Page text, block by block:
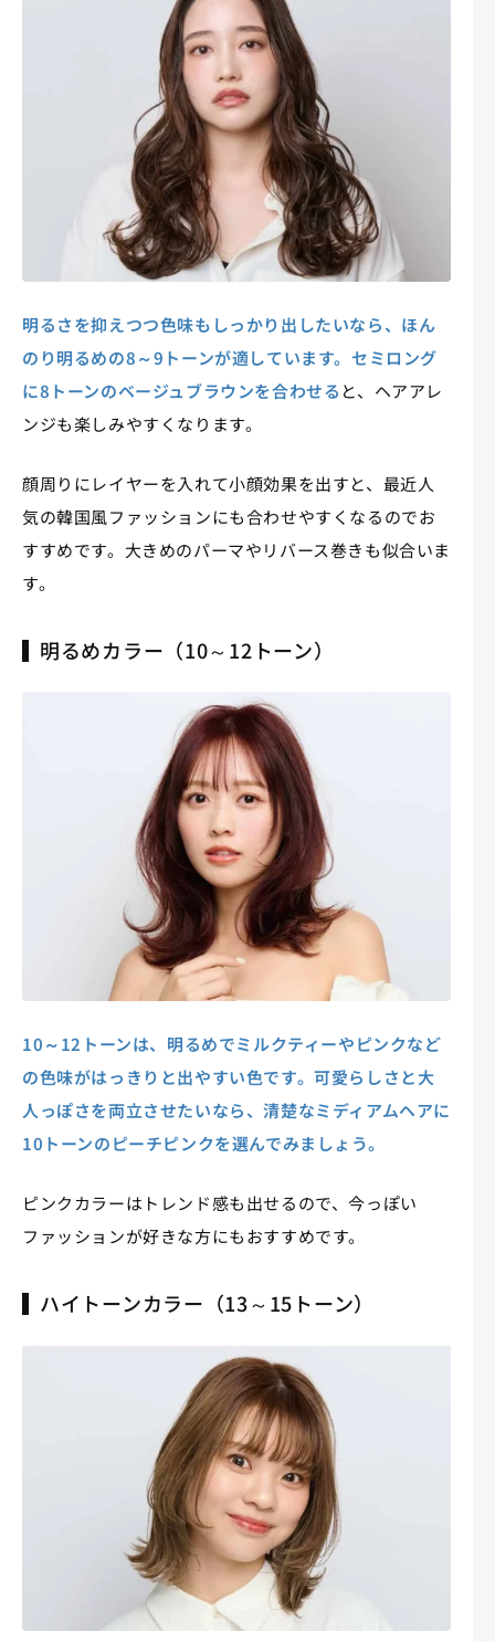
明るさを抑えつつ色味もしっかり出したいなら、ほん
のり明るめの8～9トーンが適しています。セミロング
に8トーンのベージュブラウンを合わせる と、ヘアアレ
ンジも楽しみやすくなります。
顔周りにレイヤーを入れて小顔効果を出すと、最近人
気の韓国風ファッションにも合わせやすくなるのでお
すすめです。大きめのパーマやリバース巻きも似合いま
す。
明るめカラー（10～12トーン）
10～12トーンは、明るめでミルクティーやピンクなど
の色味がはっきりと出やすい色です。可愛らしさと大
人っぽさを両立させたいなら、清楚なミディアムヘアに
10トーンのピーチピンクを選んでみましょう。
ピンクカラーはトレンド感も出せるので、今っぽい
ファッションが好きな方にもおすすめです。
ハイトーンカラー（13～15トーン）